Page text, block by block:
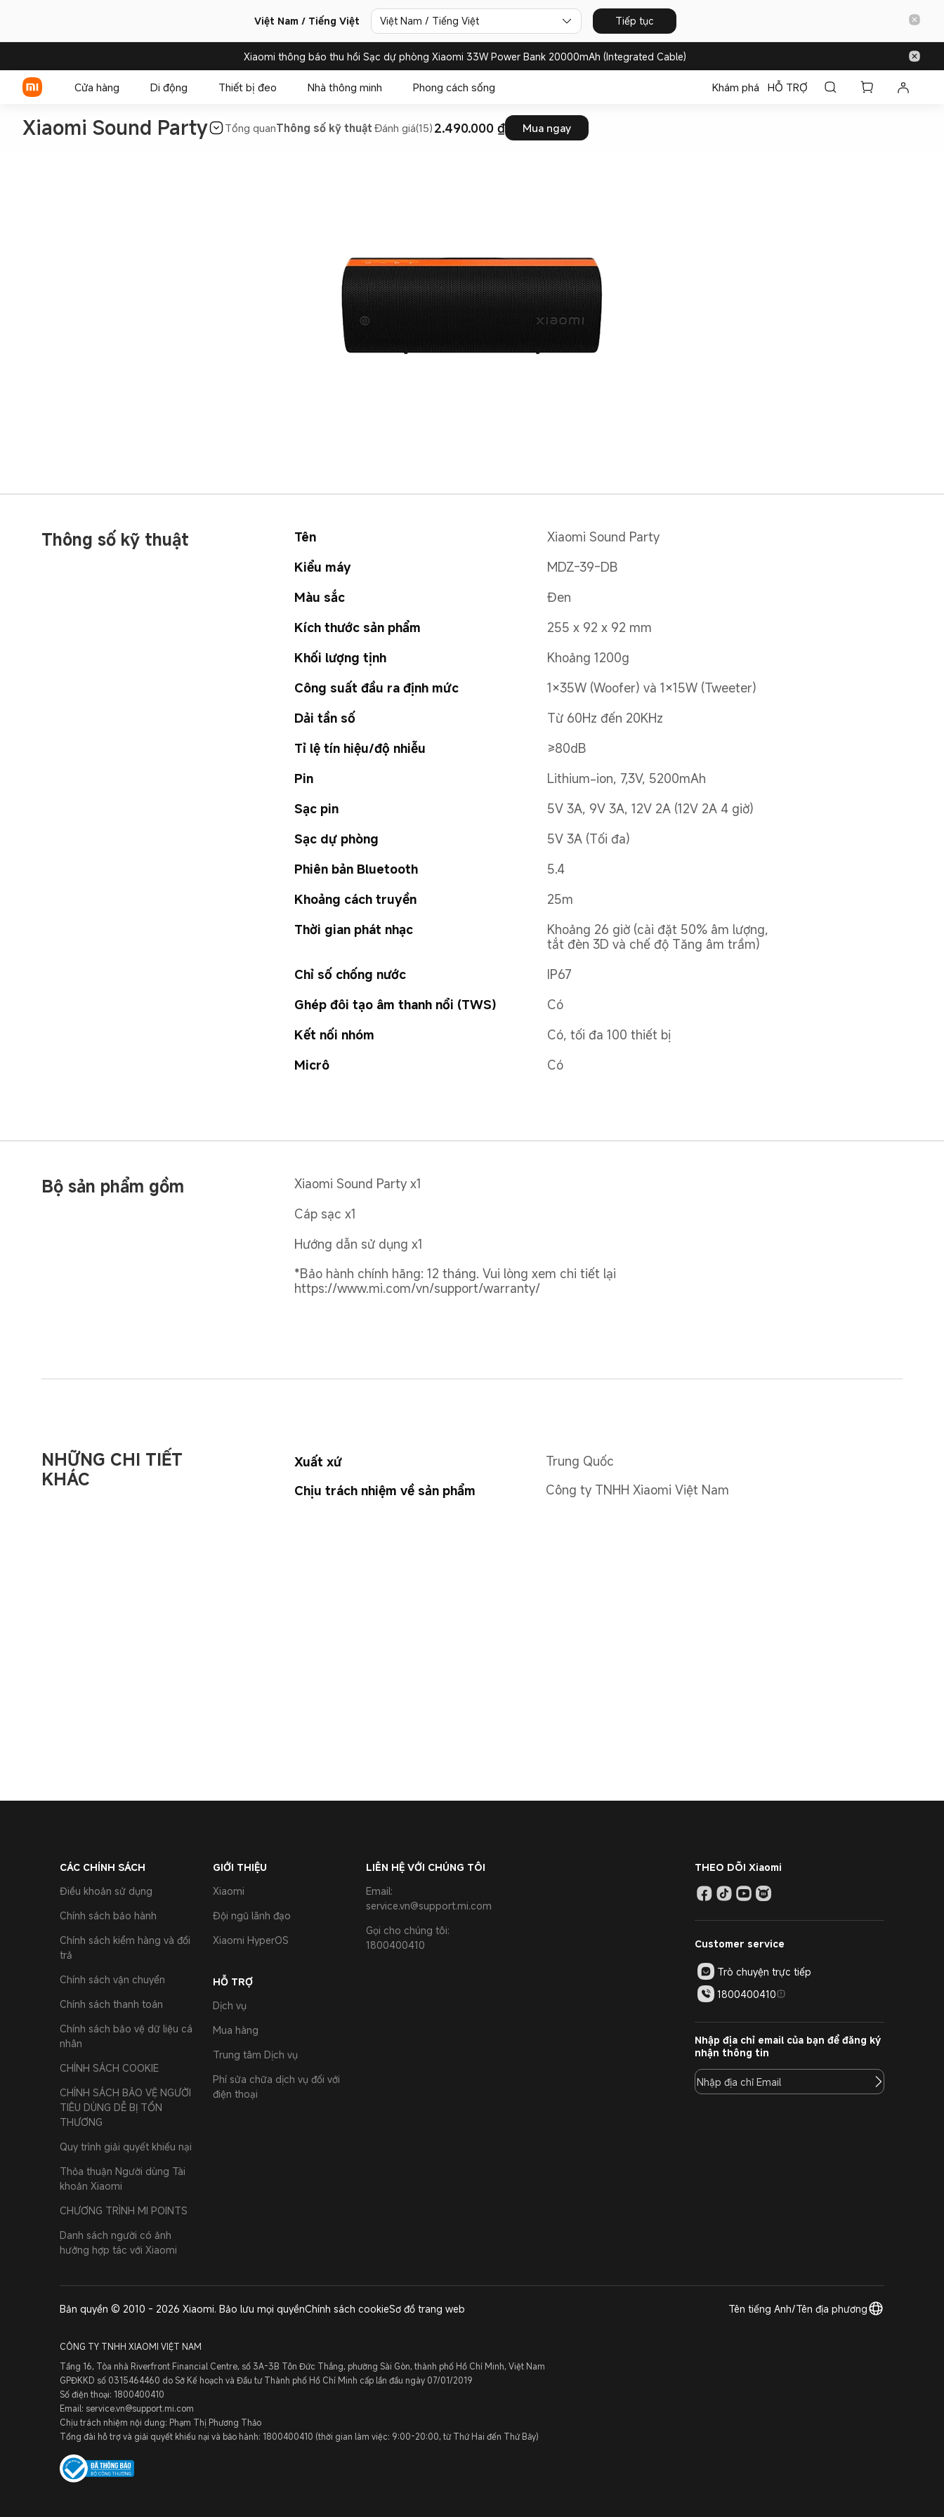
Việt Nam / Tiếng Việt Việt Nam / Tiếng Việt Tiếp tục
Xiaomi thông báo thu hồi Sạc dự phòng Xiaomi 33W Power Bank 20000mAh (Integrated Cable)
Cửa hàng Di động Thiết bị đeo Nhà thông minh Phong cách sống Khám phá HỖ TRỢ
Xiaomi Sound Party Tổng quanThông số kỹ thuật Đánh giá(15) 2.490.000 ₫ Mua ngay
Thông số kỹ thuật Tên
Xiaomi Sound Party
Kiểu máy
MDZ-39-DB
Màu sắc
Đen
Kích thước sản phẩm
255 x 92 x 92 mm
Khối lượng tịnh
Khoảng 1200g
Công suất đầu ra định mức
1×35W (Woofer) và 1×15W (Tweeter)
Dải tần số
Từ 60Hz đến 20KHz
Tỉ lệ tín hiệu/độ nhiễu
≥80dB
Pin
Lithium-ion, 7,3V, 5200mAh
Sạc pin
5V 3A, 9V 3A, 12V 2A (12V 2A 4 giờ)
Sạc dự phòng
5V 3A (Tối đa)
Phiên bản Bluetooth
5.4
Khoảng cách truyền
25m
Thời gian phát nhạc
Khoảng 26 giờ (cài đặt 50% âm lượng,
tắt đèn 3D và chế độ Tăng âm trầm)
Chỉ số chống nước
IP67
Ghép đôi tạo âm thanh nổi (TWS)
Có
Kết nối nhóm
Có, tối đa 100 thiết bị
Micrô
Có
Bộ sản phẩm gồm
Xiaomi Sound Party x1
Cáp sạc x1
Hướng dẫn sử dụng x1
*Bảo hành chính hãng: 12 tháng. Vui lòng xem chi tiết lại
https://www.mi.com/vn/support/warranty/
NHỮNG CHI TIẾT
KHÁC
Xuất xứ
Trung Quốc
Chịu trách nhiệm về sản phẩm
Công ty TNHH Xiaomi Việt Nam
CÁC CHÍNH SÁCH
Điều khoản sử dụng
Chính sách bảo hành
Chính sách kiểm hàng và đổi
trả
Chính sách vận chuyển
Chính sách thanh toán
Chính sách bảo vệ dữ liệu cá
nhân
CHÍNH SÁCH COOKIE
CHÍNH SÁCH BẢO VỆ NGƯỜI
TIÊU DÙNG DỄ BỊ TỔN
THƯƠNG
Quy trình giải quyết khiếu nại
Thỏa thuận Người dùng Tài
khoản Xiaomi
CHƯƠNG TRÌNH MI POINTS
Danh sách người có ảnh
hưởng hợp tác với Xiaomi
GIỚI THIỆU
Xiaomi
Đội ngũ lãnh đạo
Xiaomi HyperOS
HỖ TRỢ
Dịch vụ
Mua hàng
Trung tâm Dịch vụ
Phí sửa chữa dịch vụ đối với
điện thoại
LIÊN HỆ VỚI CHÚNG TÔI
Email:
service.vn@support.mi.com
Gọi cho chúng tôi:
1800400410
THEO DÕI Xiaomi
Customer service
Trò chuyện trực tiếp
1800400410
Nhập địa chỉ email của bạn để đăng ký
nhận thông tin
Bản quyền © 2010 - 2026 Xiaomi. Bảo lưu mọi quyềnChính sách cookieSơ đồ trang web Tên tiếng Anh/Tên địa phương
CÔNG TY TNHH XIAOMI VIỆT NAM
Tầng 16, Tòa nhà Riverfront Financial Centre, số 3A-3B Tôn Đức Thắng, phường Sài Gòn, thành phố Hồ Chí Minh, Việt Nam
GPĐKKD số 0315464460 do Sở Kế hoạch và Đầu tư Thành phố Hồ Chí Minh cấp lần đầu ngày 07/01/2019
Số điện thoại: 1800400410
Email: service.vn@support.mi.com
Chịu trách nhiệm nội dung: Phạm Thị Phương Thảo
Tổng đài hỗ trợ và giải quyết khiếu nại và bảo hành: 1800400410 (thời gian làm việc: 9:00-20:00, từ Thứ Hai đến Thứ Bảy)